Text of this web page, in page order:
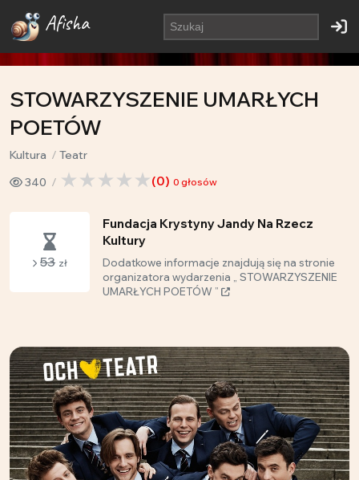
Afisha
STOWARZYSZENIE UMARŁYCH
POETÓW
Kultura
Teatr
340
(0) 0 głosów
53 zł
Fundacja Krystyny Jandy Na Rzecz
Kultury
Dodatkowe informacje znajdują się na stronie
organizatora wydarzenia „ STOWARZYSZENIE
UMARŁYCH POETÓW ”